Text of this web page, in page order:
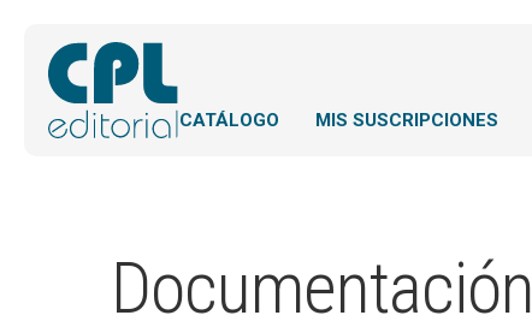
CATÁLOGO MIS SUSCRIPCIONES
Documentación